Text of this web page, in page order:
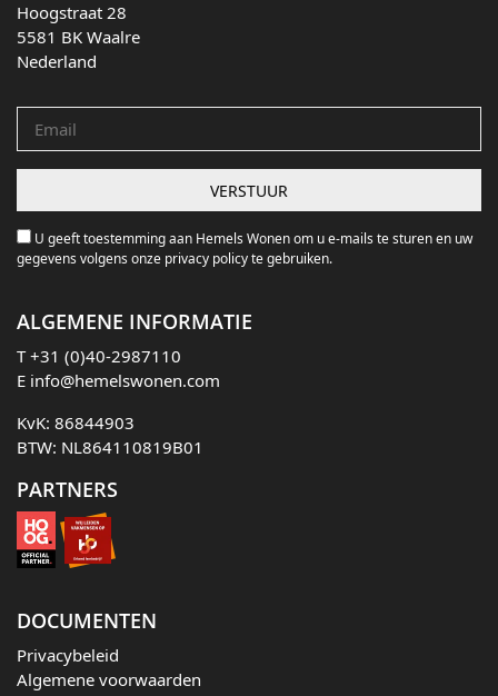
Hoogstraat 28
5581 BK Waalre
Nederland
U geeft toestemming aan Hemels Wonen om u e-mails te sturen en uw
gegevens volgens onze privacy policy te gebruiken.
ALGEMENE INFORMATIE
T+31 (0)40-2987110
E info@hemelswonen.com
KvK: 86844903
BTW: NL864110819B01
PARTNERS
DOCUMENTEN
Privacybeleid
Algemene voorwaarden